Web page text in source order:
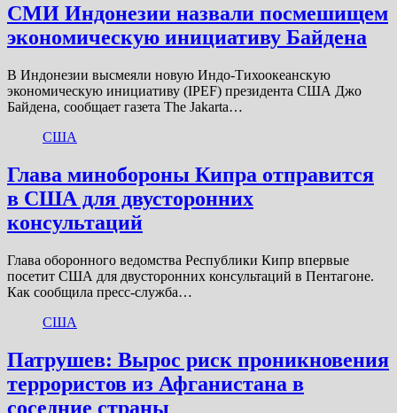
СМИ Индонезии назвали посмешищем
экономическую инициативу Байдена
В Индонезии высмеяли новую Индо-Тихоокеанскую
экономическую инициативу (IPEF) президента США Джо
Байдена, сообщает газета The Jakarta…
США
Глава минобороны Кипра отправится
в США для двусторонних
консультаций
Глава оборонного ведомства Республики Кипр впервые
посетит США для двусторонних консультаций в Пентагоне.
Как сообщила пресс-служба…
США
Патрушев: Вырос риск проникновения
террористов из Афганистана в
соседние страны